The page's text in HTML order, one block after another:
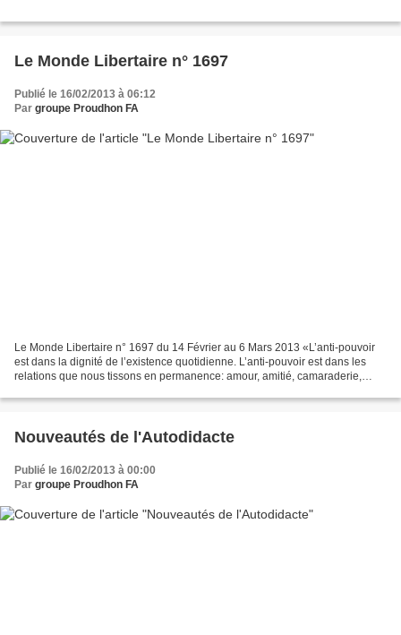
Le Monde Libertaire n° 1697
Publié le 16/02/2013 à 06:12
Par groupe Proudhon FA
Le Monde Libertaire n° 1697 du 14 Février au 6 Mars 2013 «L’anti-pouvoir
est dans la dignité de l’existence quotidienne. L’anti-pouvoir est dans les
relations que nous tissons en permanence: amour, amitié, camaraderie,
Nouveautés de l'Autodidacte
Publié le 16/02/2013 à 00:00
Par groupe Proudhon FA